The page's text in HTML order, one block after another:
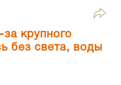
крупного
без света, воды